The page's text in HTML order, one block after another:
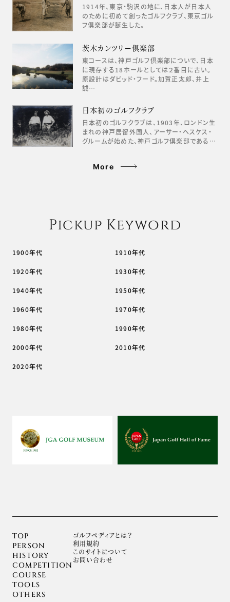
1914年、東京・駒沢の地に、日本人が日本人
のために初めて創ったゴルフクラブ、東京ゴル
フ倶楽部が誕生した。
茨木カンツリー倶楽部
東コースは、神戸ゴルフ倶楽部についで、日本
に現存する18ホールとしては２番目に古い。
原設計はダビッド・フード。加賀正太郎、井上
誠…
日本初のゴルフクラブ
日本初のゴルフクラブは、1903年、ロンドン生
まれの神戸居留外国人、アーサー・ヘスケス・
グルームが始めた、神戸ゴルフ倶楽部である…
More
Pickup Keyword
1900年代 1910年代
1920年代 1930年代
1940年代 1950年代
1960年代 1970年代
1980年代 1990年代
2000年代 2010年代
2020年代
TOP
PERSON
HISTORY
COMPETITION
COURSE
TOOLS
OTHERS
ゴルフぺディアとは？
利用規約
このサイトについて
お問い合わせ